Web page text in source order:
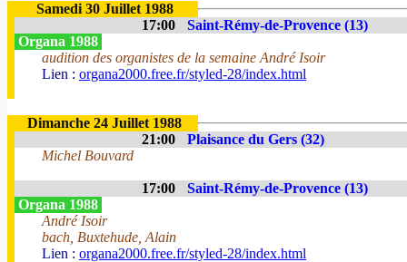
Samedi 30 Juillet 1988
17:00
Saint-Rémy-de-Provence (13)
Organa 1988
audition des organistes de la semaine André Isoir
Lien : organa2000.free.fr/styled-28/index.html
Dimanche 24 Juillet 1988
21:00
Plaisance du Gers (32)
Michel Bouvard
17:00
Saint-Rémy-de-Provence (13)
Organa 1988
André Isoir
bach, Buxtehude, Alain
Lien : organa2000.free.fr/styled-28/index.html